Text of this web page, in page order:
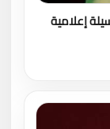
إعلامية